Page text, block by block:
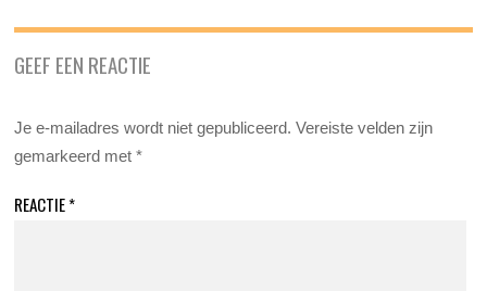
GEEF EEN REACTIE
Je e-mailadres wordt niet gepubliceerd. Vereiste velden zijn
gemarkeerd met*
REACTIE*